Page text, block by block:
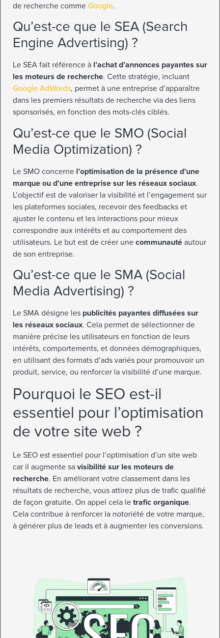
de recherche comme Google.
Qu’est-ce que le SEA (Search
Engine Advertising) ?
Le SEA fait référence à l’achat d’annonces payantes sur
les moteurs de recherche. Cette stratégie, incluant
Google AdWords, permet à une entreprise d’apparaître
dans les premiers résultats de recherche via des liens
sponsorisés, en fonction des mots-clés ciblés.
Qu’est-ce que le SMO (Social
Media Optimization) ?
Le SMO concerne l’optimisation de la présence d’une
marque ou d’une entreprise sur les réseaux sociaux.
L’objectif est de valoriser la visibilité et l’engagement sur
les plateformes sociales, recevoir des feedbacks et
ajuster le contenu et les interactions pour mieux
correspondre aux intérêts et au comportement des
utilisateurs. Le but est de créer une communauté autour
de son entreprise.
Qu’est-ce que le SMA (Social
Media Advertising) ?
Le SMA désigne les publicités payantes diffusées sur
les réseaux sociaux. Cela permet de sélectionner de
manière précise les utilisateurs en fonction de leurs
intérêts, comportements, et données démographiques,
en utilisant des formats d’ads variés pour promouvoir un
produit, service, ou renforcer la visibilité d’une marque.
Pourquoi le SEO est-il
essentiel pour l’optimisation
de votre site web ?
Le SEO est essentiel pour l’optimisation d’un site web
car il augmente sa visibilité sur les moteurs de
recherche. En améliorant votre classement dans les
résultats de recherche, vous attirez plus de trafic qualifié
de façon gratuite. On appel cela le trafic organique.
Cela contribue à renforcer la notoriété de votre marque,
à générer plus de leads et à augmenter les conversions.